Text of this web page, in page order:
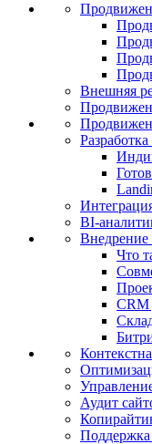
Внешняя
Разработка
BI-
Внедрение
Что
СRМ
Аудит
Поддержка